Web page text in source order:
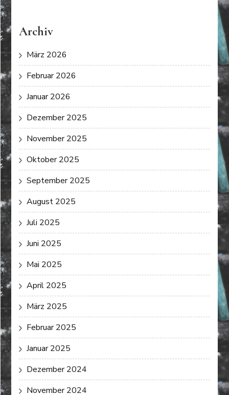
Archiv
März 2026
Februar 2026
Januar 2026
Dezember 2025
November 2025
Oktober 2025
September 2025
August 2025
Juli 2025
Juni 2025
Mai 2025
April 2025
März 2025
Februar 2025
Januar 2025
Dezember 2024
November 2024